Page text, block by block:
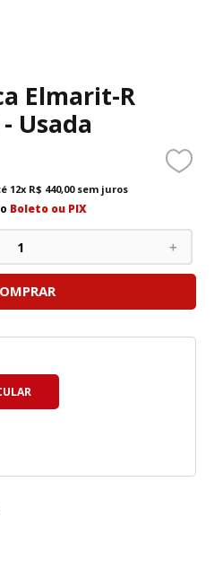
Elmarit-R
Usada
12x R$ 440,00sem juros
Boleto ou PIX
＋